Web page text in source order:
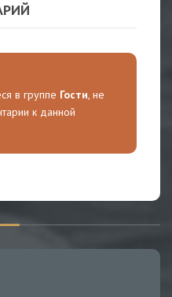
в группе Гости, не
к данной